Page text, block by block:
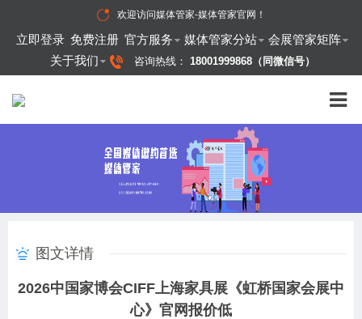
欢迎访问媒体管家-媒体管家官网 ！
立即登录 免费注册 官方服务 媒体管家分站
会展管家矩阵
关于我们
咨询热线： 18001999868（同微信号）
图文详情
​2026中国家博会CIFF上海家具展《虹桥国家会展中
心》官网报价低